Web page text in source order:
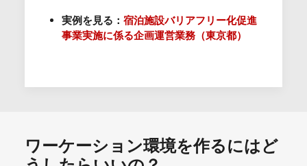
実例を見る： 宿泊施設バリアフリー化促進
事業実施に係る企画運営業務（東京都）
ワーケーション環境を作るにはど